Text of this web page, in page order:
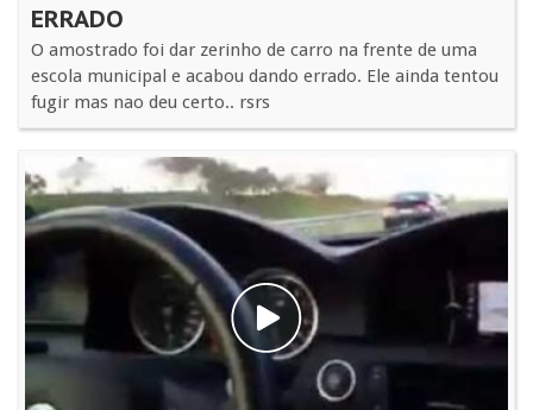
ERRADO
O amostrado foi dar zerinho de carro na frente de uma
escola municipal e acabou dando errado. Ele ainda tentou
fugir mas nao deu certo.. rsrs